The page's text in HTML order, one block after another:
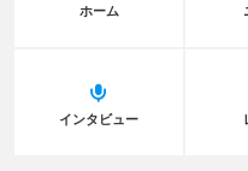
ホーム
インタビュー